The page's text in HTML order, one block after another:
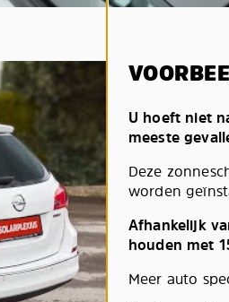
U hoeft niet
meeste
Deze
worden
Afhankelijk
houden met
Meer auto